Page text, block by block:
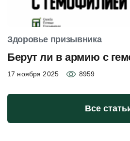
Здоровье призывника
Берут ли в армию с
17 ноября 2025 8959
Все